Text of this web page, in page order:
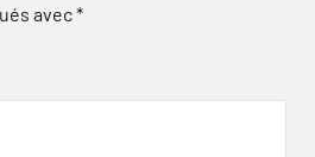
avec*